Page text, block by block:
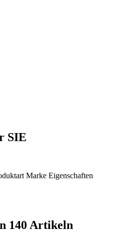
SIE
Marke Eigenschaften
140 Artikeln